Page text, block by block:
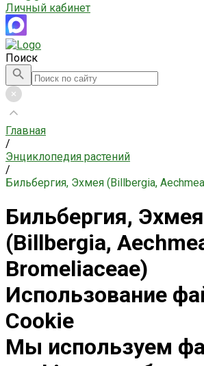
Личный кабинет
Поиск
Главная
/
Энциклопедия растений
/
Бильбергия, Эхмея (Billbergia,
Бильбергия, Эхмея
(Billbergia,
Bromeliaceae)
Использование
Cookie
Мы используем